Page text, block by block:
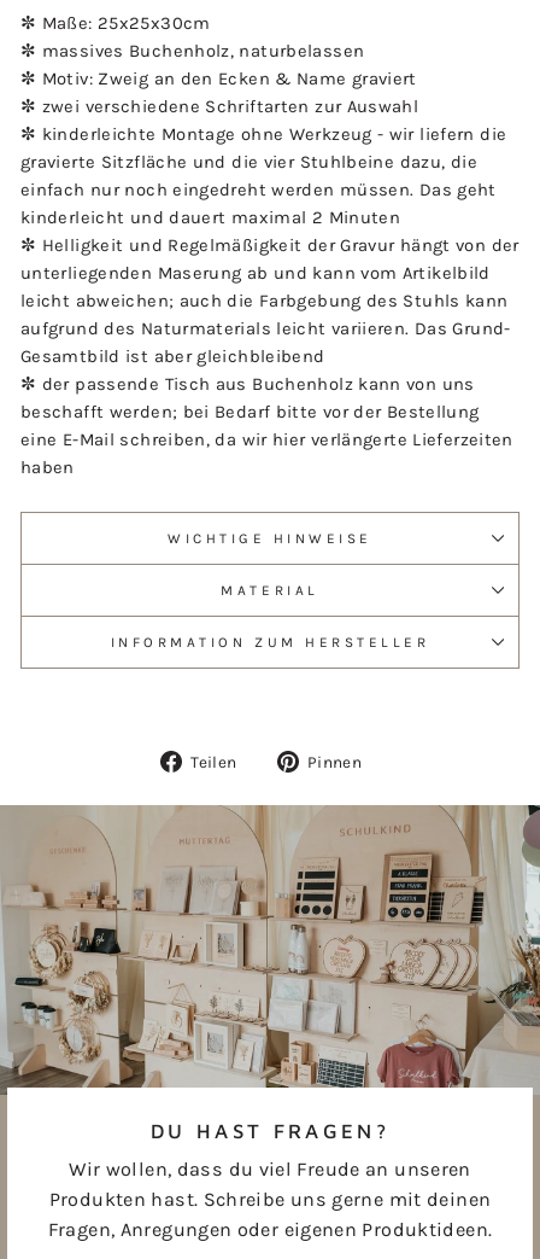
✼ Maße: 25x25x30cm
✼ massives Buchenholz, naturbelassen
✼ Motiv: Zweig an den Ecken & Name graviert
✼ zwei verschiedene Schriftarten zur Auswahl
✼ kinderleichte Montage ohne Werkzeug - wir liefern die
gravierte Sitzfläche und die vier Stuhlbeine dazu, die
einfach nur noch eingedreht werden müssen. Das geht
kinderleicht und dauert maximal 2 Minuten
✼ Helligkeit und Regelmäßigkeit der Gravur hängt von der
unterliegenden Maserung ab und kann vom Artikelbild
leicht abweichen; auch die Farbgebung des Stuhls kann
aufgrund des Naturmaterials leicht variieren. Das Grund-
Gesamtbild ist aber gleichbleibend
✼ der passende Tisch aus Buchenholz kann von uns
beschafft werden; bei Bedarf bitte vor der Bestellung
eine E-Mail schreiben, da wir hier verlängerte Lieferzeiten
haben
WICHTIGE HINWEISE
MATERIAL
INFORMATION ZUM HERSTELLER
Teilen
Auf
Pinnen
DU HAST FRAGEN?
Wir wollen, dass du viel Freude an unseren
Produkten hast. Schreibe uns gerne mit deinen
Fragen, Anregungen oder eigenen Produktideen.